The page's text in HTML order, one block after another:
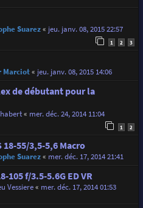
Suarez« jeu. janv. 08, 2015 22:57
1 2 3
Marciot« jeu. janv. 08, 2015 14:06
de débutant pour la
« mer. déc. 24, 2014 11:04
1 2
18-55/3,5-5,6 Macro
Suarez« mer. déc. 17, 2014 21:41
105 f/3.5-5.6G ED VR
Vessiere« mer. déc. 17, 2014 01:53